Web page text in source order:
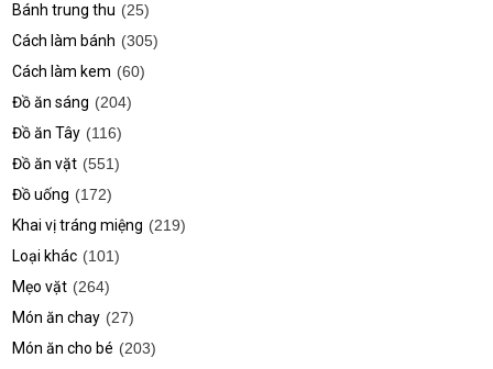
Bánh trung thu (25)
Cách làm bánh (305)
Cách làm kem (60)
Đồ ăn sáng (204)
Đồ ăn Tây (116)
Đồ ăn vặt (551)
Đồ uống (172)
Khai vị tráng miệng (219)
Loại khác (101)
Mẹo vặt (264)
Món ăn chay (27)
Món ăn cho bé (203)